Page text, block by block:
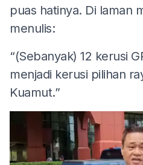
puas hatinya. Di laman
menulis:
“(Sebanyak) 12 kerusi
menjadi kerusi pilihan
Kuamut.”